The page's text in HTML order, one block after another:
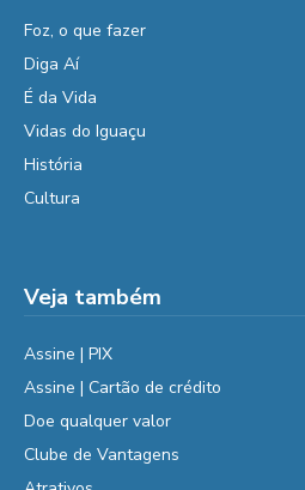
Foz, o que fazer
Diga Aí
É da Vida
Vidas do Iguaçu
História
Cultura
Veja também
Assine | PIX
Assine | Cartão de crédito
Doe qualquer valor
Clube de Vantagens